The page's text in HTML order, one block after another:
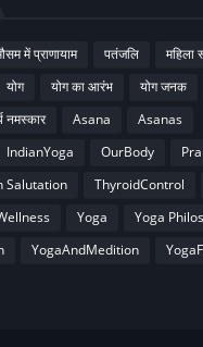
में प्राणायाम पतंजलि
महिला
योग योग का आरंभ योग जनक
नमस्कार Asana
Asanas
IndianYoga OurBody
Salutation ThyroidControl
Yoga
Yoga
YogaAndMedition